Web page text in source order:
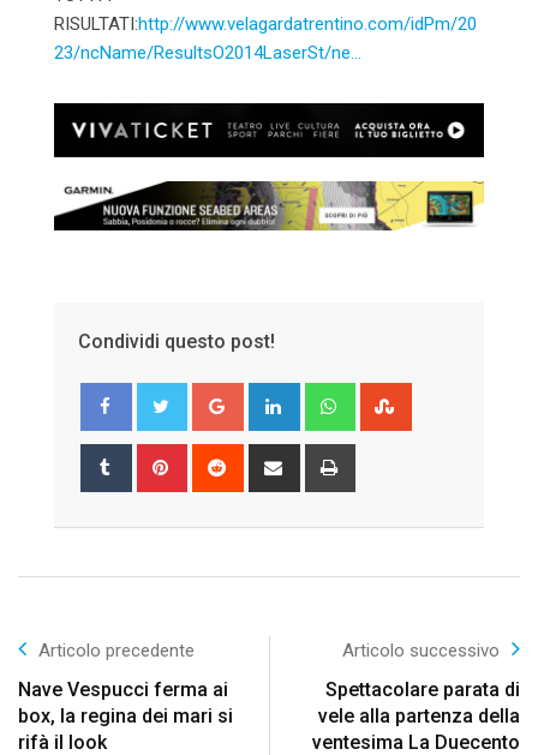
RISULTATI:http://www.velagardatrentino.com/idPm/20
23/ncName/ResultsO2014LaserSt/ne…
Condividi questo post!
Google+ LinkedIn Whatsapp
Tumblr Pinterest Reddit
Share
Articolo precedente
Nave Vespucci ferma ai
box, la regina dei mari si
rifà il look
Articolo successivo
Spettacolare parata di
vele alla partenza della
ventesima La Duecento